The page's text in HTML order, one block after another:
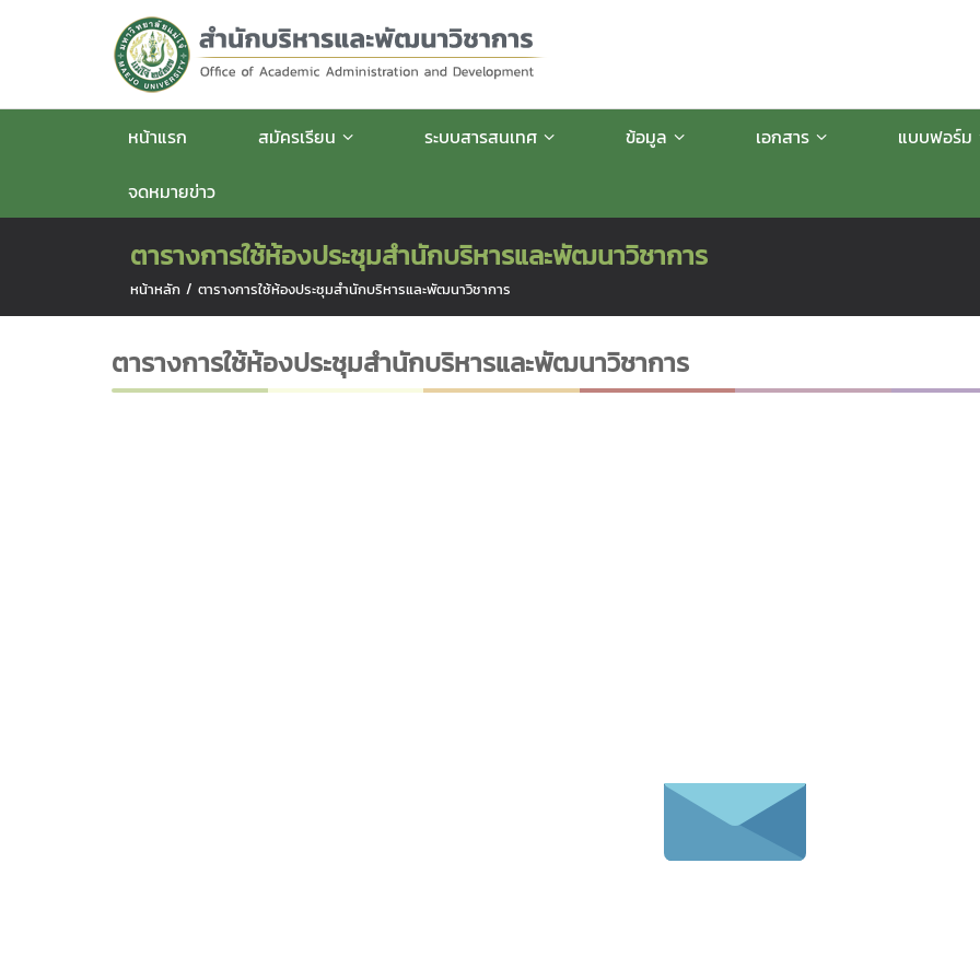
หน้าแรก สมัครเรียน ระบบสารสนเทศ ข้อมูล เอกสาร แบบฟอร์ม
จดหมายข่าว
ตารางการใช้ห้องประชุมสำนักบริหารและพัฒนาวิชาการ
หน้าหลัก / ตารางการใช้ห้องประชุมสำนักบริหารและพัฒนาวิชาการ
ตารางการใช้ห้องประชุมสำนักบริหารและพัฒนาวิชาการ